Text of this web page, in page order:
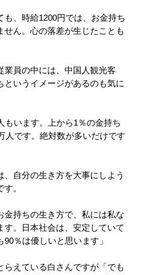
、時給1200円では、お金持ち
せん。心の落差が生じたことも
員の中には、中国人観光客
というイメージがあるのも気に
います。上から1％の金持ち
人です。絶対数が多いだけです
自分の生き方を大事にしよう
。
持ちの生き方で、私には私な
す。日本社会は、安定していて
％は優しいと思います」
えている白さんですが「でも